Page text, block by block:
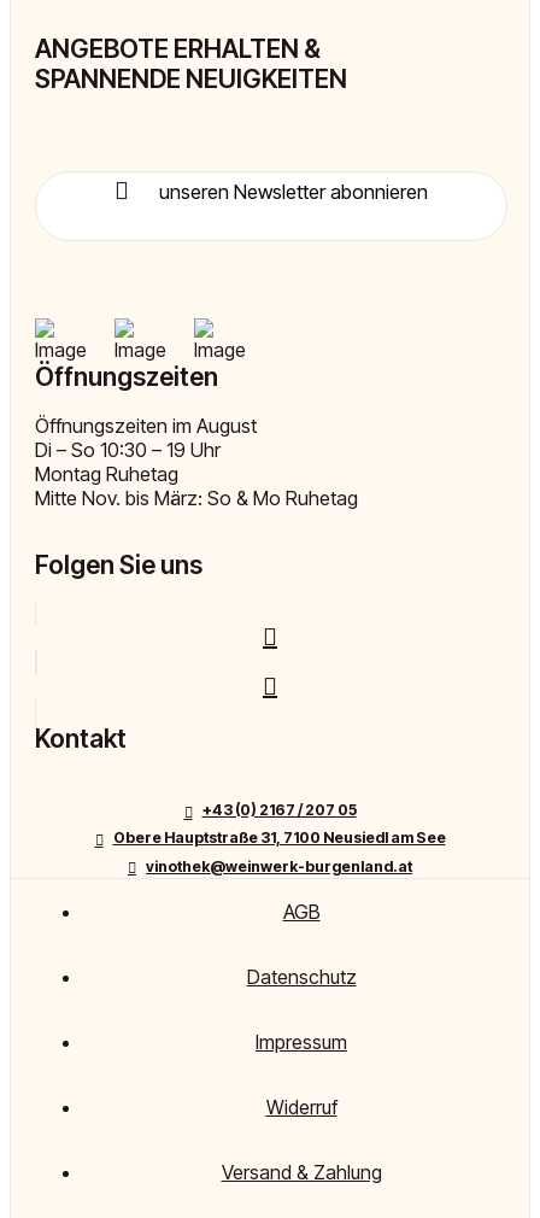
ANGEBOTE ERHALTEN &
SPANNENDE NEUIGKEITEN
unseren Newsletter abonnieren
Öffnungszeiten
Öffnungszeiten im August
Di – So 10:30 – 19 Uhr
Montag Ruhetag
Mitte Nov. bis März: So & Mo Ruhetag
Folgen Sie uns
Kontakt
+43 (0) 2167 / 207 05
Obere Hauptstraße 31, 7100 Neusiedl am See
vinothek@weinwerk-burgenland.at
AGB
Datenschutz
Impressum
Widerruf
Versand & Zahlung